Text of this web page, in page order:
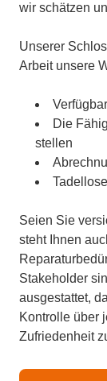
wir schätzen
Unserer
Arbeit unsere
Die
stellen
Seien Sie
steht Ihnen
Stakeholder
ausgestattet,
Kontrolle über
Zufriedenheit